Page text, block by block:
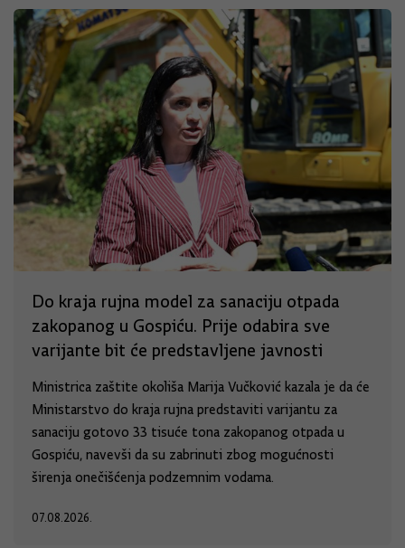
Do kraja rujna model za sanaciju otpada
zakopanog u Gospiću. Prije odabira sve
varijante bit će predstavljene javnosti
Ministrica zaštite okoliša Marija Vučković kazala je da će
Ministarstvo do kraja rujna predstaviti varijantu za
sanaciju gotovo 33 tisuće tona zakopanog otpada u
Gospiću, navevši da su zabrinuti zbog mogućnosti
širenja onečišćenja podzemnim vodama.
07.08.2026.